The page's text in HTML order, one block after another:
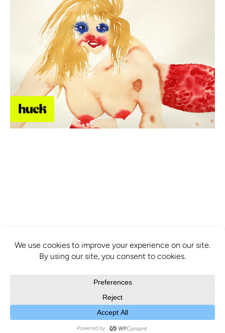
info@mcbridecontemporain.com
372 Sainte-Catherine Street W. #414,
Montreal, QC, H3B 1A2